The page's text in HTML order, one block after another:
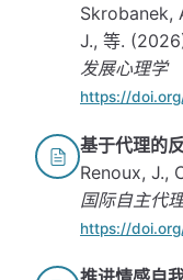
Skrobanek,
J., 等.
发展心理学
https://
基于代理的
Renoux, J.,
国际自主代
https://